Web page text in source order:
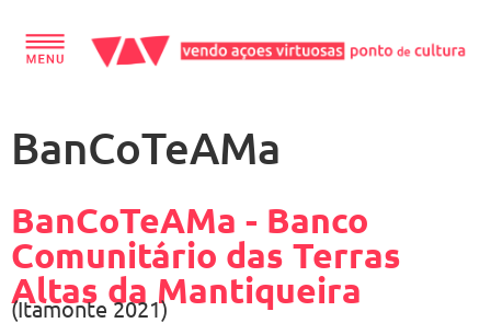
BanCoTeAMa
BanCoTeAMa - Banco
Comunitário das Terras
Altas da Mantiqueira
(Itamonte 2021)